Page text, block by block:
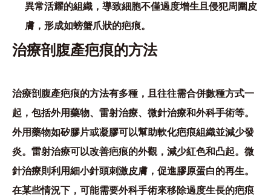
異常活耀的組織，導致細胞不僅過度增生且侵犯周圍皮
膚，形成如螃蟹爪狀的疤痕。
治療剖腹產疤痕的方法
治療剖腹產疤痕的方法有多種，且往往需合併數種方式一
起，包括外用藥物、雷射治療、微針治療和外科手術等。
外用藥物如矽膠片或凝膠可以幫助軟化疤痕組織並減少發
炎。雷射治療可以改善疤痕的外觀，減少紅色和凸起。微
針治療則利用細小針頭刺激皮膚，促進膠原蛋白的再生。
在某些情況下，可能需要外科手術來移除過度生長的疤痕